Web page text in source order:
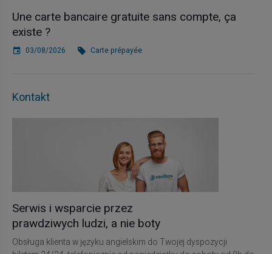
Une carte bancaire gratuite sans compte, ça
existe ?
03/08/2026 Carte prépayée
Kontakt
Serwis i wsparcie przez
prawdziwych ludzi, a nie boty
Obsługa klienta w języku angielskim do Twojej dyspozycji